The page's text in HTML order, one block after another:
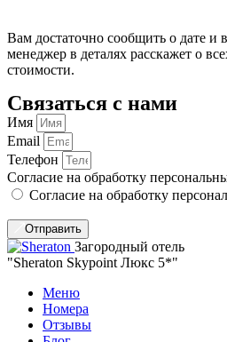
Вам достаточно сообщить о дате и
менеджер в деталях расскажет о
стоимости.​
Связаться с нами
Имя
Email
Телефон
Согласие на обработку
Согласие на обработку
Отправить
Загородный отель
"Sheraton Skypoint Люкс 5*"
Меню
Номера
Отзывы